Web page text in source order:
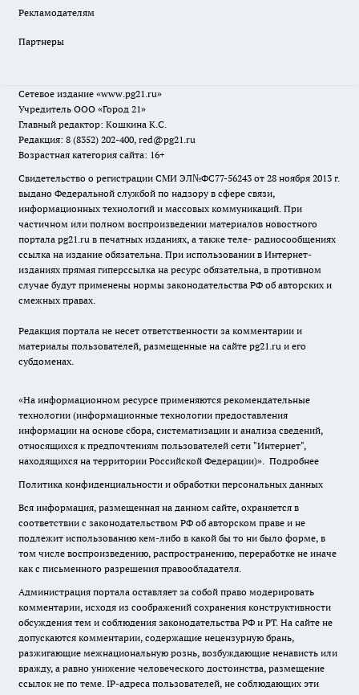
Рекламодателям
Партнеры
Сетевое издание «www.pg21.ru»
Учредитель ООО «Город 21»
Главный редактор: Кошкина К.С.
Редакция: 8 (8352) 202-400, red@pg21.ru
Возрастная категория сайта: 16+
Свидетельство о регистрации СМИ ЭЛ№ФС77-56243 от 28 ноября 2013 г.
выдано Федеральной службой по надзору в сфере связи,
информационных технологий и массовых коммуникаций. При
частичном или полном воспроизведении материалов новостного
портала pg21.ru в печатных изданиях, а также теле- радиосообщениях
ссылка на издание обязательна. При использовании в Интернет-
изданиях прямая гиперссылка на ресурс обязательна, в противном
случае будут применены нормы законодательства РФ об авторских и
смежных правах.
Редакция портала не несет ответственности за комментарии и
материалы пользователей, размещенные на сайте pg21.ru и его
субдоменах.
«На информационном ресурсе применяются рекомендательные
технологии (информационные технологии предоставления
информации на основе сбора, систематизации и анализа сведений,
относящихся к предпочтениям пользователей сети "Интернет",
находящихся на территории Российской Федерации)». Подробнее
Политика конфиденциальности и обработки персональных данных
Вся информация, размещенная на данном сайте, охраняется в
соответствии с законодательством РФ об авторском праве и не
подлежит использованию кем-либо в какой бы то ни было форме, в
том числе воспроизведению, распространению, переработке не иначе
как с письменного разрешения правообладателя.
Администрация портала оставляет за собой право модерировать
комментарии, исходя из соображений сохранения конструктивности
обсуждения тем и соблюдения законодательства РФ и РТ. На сайте не
допускаются комментарии, содержащие нецензурную брань,
разжигающие межнациональную рознь, возбуждающие ненависть или
вражду, а равно унижение человеческого достоинства, размещение
ссылок не по теме. IP-адреса пользователей, не соблюдающих эти